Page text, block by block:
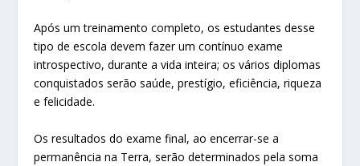
Após um treinamento completo, os estudantes desse
tipo de escola devem fazer um contínuo exame
introspectivo, durante a vida inteira; os vários diplomas
conquistados serão saúde, prestígio, eficiência, riqueza
e felicidade.
Os resultados do exame final, ao encerrar-se a
permanência na Terra, serão determinados pela soma